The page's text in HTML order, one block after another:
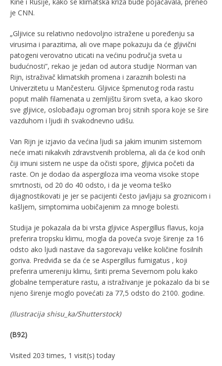
je CNN.
„Gljivice su relativno nedovoljno istražene u poređenju sa
virusima i parazitima, ali ove mape pokazuju da će gljivični
patogeni verovatno uticati na većinu područja sveta u
budućnosti”, rekao je jedan od autora studije Norman van
Rijn, istraživač klimatskih promena i zaraznih bolesti na
Univerzitetu u Mančesteru. Gljivice špmenutog roda rastu
poput malih filamenata u zemljištu širom sveta, a kao skoro
sve gljivice, oslobađaju ogroman broj sitnih spora koje se šire
vazduhom i ljudi ih svakodnevno udišu.
Van Rijn je izjavio da većina ljudi sa jakim imunim sistemom
neće imati nikakvih zdravstvenih problema, ali da će kod onih
čiji imuni sistem ne uspe da očisti spore, gljivica početi da
raste. On je dodao da aspergiloza ima veoma visoke stope
smrtnosti, od 20 do 40 odsto, i da je veoma teško
dijagnostikovati je jer se pacijenti često javljaju sa groznicom i
kašljem, simptomima uobičajenim za mnoge bolesti.
Studija je pokazala da bi vrsta gljivice Aspergillus flavus, koja
preferira tropsku klimu, mogla da poveća svoje širenje za 16
odsto ako ljudi nastave da sagorevaju velike količine fosilnih
goriva. Predviđa se da će se Aspergillus fumigatus , koji
preferira umereniju klimu, širiti prema Severnom polu kako
globalne temperature rastu, a istraživanje je pokazalo da bi se
njeno širenje moglo povećati za 77,5 odsto do 2100. godine.
(Ilustracija shisu_ka/Shutterstock)
(B92)
Visited 203 times, 1 visit(s) today